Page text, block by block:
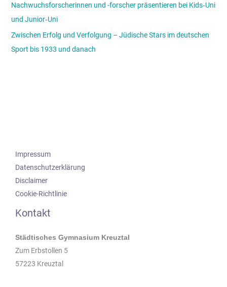
Nachwuchsforscherinnen und -forscher präsentieren bei Kids‑Uni
und Junior‑Uni
Zwischen Erfolg und Verfolgung – Jüdische Stars im deutschen
Sport bis 1933 und danach
Impressum
Datenschutzerklärung
Disclaimer
Cookie-Richtlinie
Kontakt
Städtisches Gymnasium Kreuztal
Zum Erbstollen 5
57223 Kreuztal